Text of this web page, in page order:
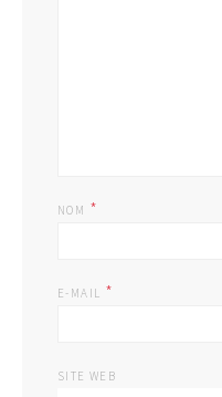
NOM *
E-MAIL *
SITE WEB